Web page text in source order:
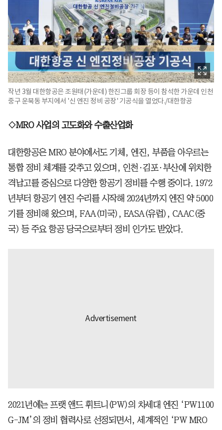
작년 3월 대한항공은 조원태(가운데) 한진그룹 회장 등이 참석한 가운데 인천
중구 운북동 부지에서 '신 엔진 정비 공장' 기공식을 열었다./대한항공
◇MRO 사업의 고도화와 수출산업화
대한항공은 MRO 분야에서도 기체, 엔진, 부품을 아우르는
통합 정비 체계를 갖추고 있으며, 인천·김포·부산에 위치한
격납고를 중심으로 다양한 항공기 정비를 수행 중이다. 1972
년부터 항공기 엔진 수리를 시작해 2024년까지 엔진 약 5000
기를 정비해 왔으며, FAA(미국), EASA(유럽), CAAC(중
국) 등 주요 항공 당국으로부터 정비 인가도 받았다.
2021년에는 프랫 앤드 휘트니(PW)의 차세대 엔진 ‘PW1100
G-JM’의 정비 협력사로 선정되면서, 세계적인 ‘PW MRO